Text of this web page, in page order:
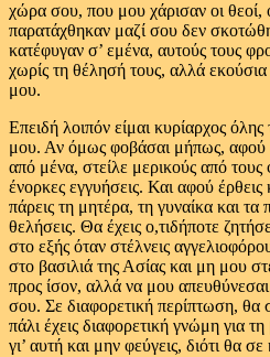
χώρα σου, που μου χάρισαν οι θεοί,
παρατάχθηκαν μαζί σου δεν
κατέφυγαν σ’ εμένα, αυτούς τους
χωρίς τη θέλησή τους, αλλά
μου.
Επειδή λοιπόν είμαι κυρίαρχος
μου. Αν όμως φοβάσαι μήπως, αφού
από μένα, στείλε μερικούς από
ένορκες εγγυήσεις. Και αφού
πάρεις τη μητέρα, τη γυναίκα και τα
θελήσεις. Θα έχεις ο,τιδήποτε
στο εξής όταν στέλνεις
στο βασιλιά της Ασίας και μη μου
προς ίσον, αλλά να μου
σου. Σε διαφορετική περίπτωση,
πάλι έχεις διαφορετική γνώμη για
γι’ αυτή και μην φεύγεις, διότι θα